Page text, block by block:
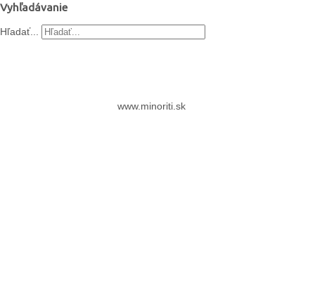
Vyhľadávanie
Hľadať...
www.minoriti.sk